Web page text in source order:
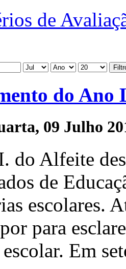
de
do Ano
09 Julho
do Alfeite
de
escolares.
para
Em